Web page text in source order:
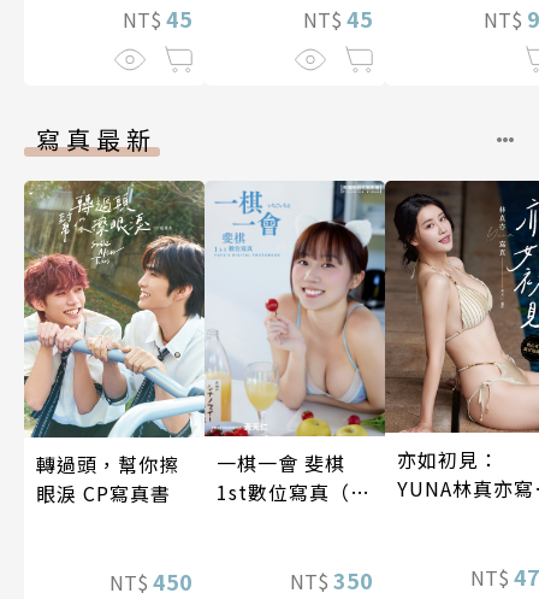
NT$ 45
兩人是甜蜜的現
在進行式～ 05
NT$ 45 NT$
寫真最新
轉過頭，幫你擦
眼淚 CP寫真書
NT$ 450
一棋一會 斐棋
1st數位寫真（含
NT$ 350
亦如初見：
YUNA林真亦寫
NT$